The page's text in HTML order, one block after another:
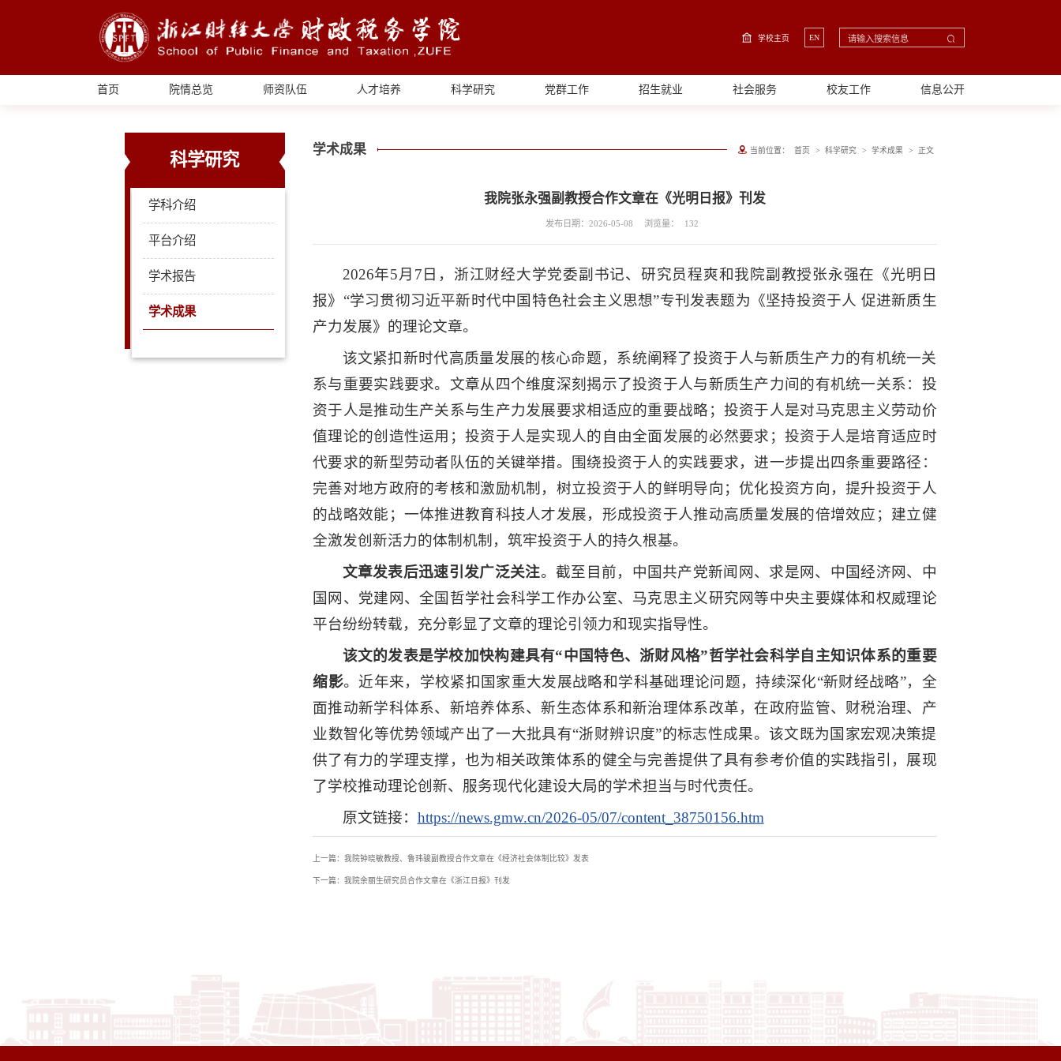
学校主页 EN
首页 院情总览 师资队伍 人才培养 科学研究 党群工作 招生就业 社会服务 校友工作 信息公开
科学研究
学科介绍
平台介绍
学术报告
学术成果
学术成果 当前位置： 首页 > 科学研究 > 学术成果 > 正文
我院张永强副教授合作文章在《光明日报》刊发
发布日期：2026-05-08 浏览量： 132
2026年5月7日，浙江财经大学党委副书记、研究员程爽和我院副教授张永强在《光明日
报》“学习贯彻习近平新时代中国特色社会主义思想”专刊发表题为《坚持投资于人 促进新质生
产力发展》的理论文章。
该文紧扣新时代高质量发展的核心命题，系统阐释了投资于人与新质生产力的有机统一关
系与重要实践要求。文章从四个维度深刻揭示了投资于人与新质生产力间的有机统一关系：投
资于人是推动生产关系与生产力发展要求相适应的重要战略；投资于人是对马克思主义劳动价
值理论的创造性运用；投资于人是实现人的自由全面发展的必然要求；投资于人是培育适应时
代要求的新型劳动者队伍的关键举措。围绕投资于人的实践要求，进一步提出四条重要路径：
完善对地方政府的考核和激励机制，树立投资于人的鲜明导向；优化投资方向，提升投资于人
的战略效能；一体推进教育科技人才发展，形成投资于人推动高质量发展的倍增效应；建立健
全激发创新活力的体制机制，筑牢投资于人的持久根基。
文章发表后迅速引发广泛关注。截至目前，中国共产党新闻网、求是网、中国经济网、中
国网、党建网、全国哲学社会科学工作办公室、马克思主义研究网等中央主要媒体和权威理论
平台纷纷转载，充分彰显了文章的理论引领力和现实指导性。
该文的发表是学校加快构建具有“中国特色、浙财风格”哲学社会科学自主知识体系的重要
缩影。近年来，学校紧扣国家重大发展战略和学科基础理论问题，持续深化“新财经战略”，全
面推动新学科体系、新培养体系、新生态体系和新治理体系改革，在政府监管、财税治理、产
业数智化等优势领域产出了一大批具有“浙财辨识度”的标志性成果。该文既为国家宏观决策提
供了有力的学理支撑，也为相关政策体系的健全与完善提供了具有参考价值的实践指引，展现
了学校推动理论创新、服务现代化建设大局的学术担当与时代责任。
原文链接： https://news.gmw.cn/2026-05/07/content_38750156.htm
上一篇：我院钟晓敏教授、鲁玮骏副教授合作文章在《经济社会体制比较》发表
下一篇：我院余丽生研究员合作文章在《浙江日报》刊发